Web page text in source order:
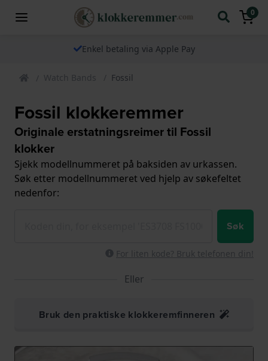
0
Enkel betaling via Apple Pay
Watch Bands Fossil
Fossil klokkeremmer
Originale erstatningsreimer til Fossil
klokker
Sjekk modellnummeret på baksiden av urkassen.
Søk etter modellnummeret ved hjelp av søkefeltet
nedenfor:
Søk
For liten kode? Bruk telefonen din!
Eller
Bruk den praktiske klokkeremfinneren